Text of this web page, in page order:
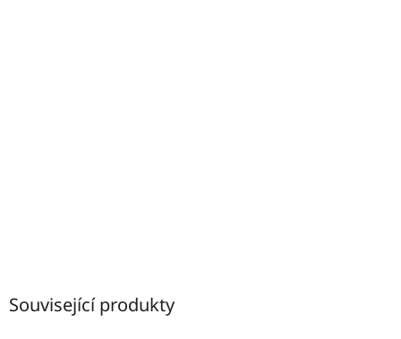
Související produkty